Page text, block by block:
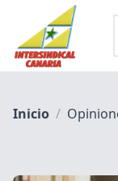
Inicio /